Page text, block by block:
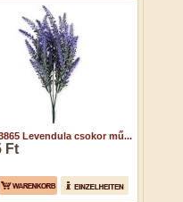
Levendula csokor mű...
Ft